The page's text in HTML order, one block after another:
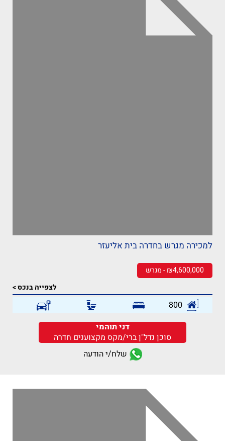
למכירה מגרש בחדרה בית אליעזר
₪4,600,000 - מגרש
לצפייה בנכס >
800
דני תוהמי
סוכן נדל"ן ברי/מקס מקצוענים חדרה
שלח/י הודעה